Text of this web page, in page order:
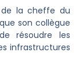
la cheffe du
son collègue
résoudre les
infrastructures